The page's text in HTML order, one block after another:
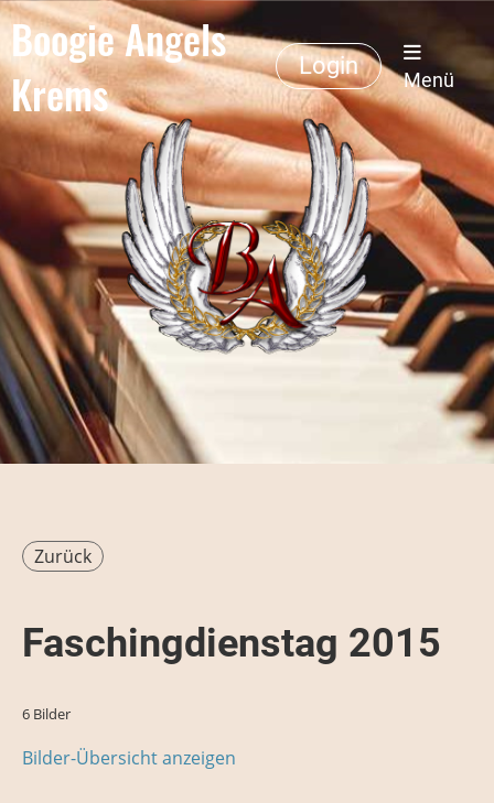
Boogie Angels
Krems
Login
Menü
Zurück
Faschingdienstag 2015
6 Bilder
Bilder-Übersicht anzeigen